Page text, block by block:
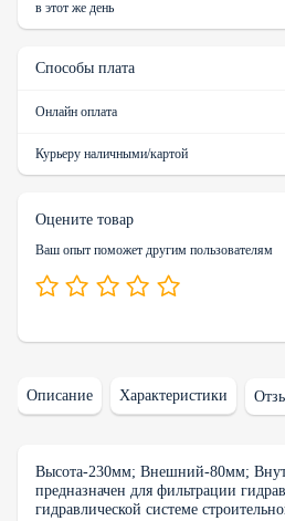
в этот же день
Способы плата
Онлайн оплата
Курьеру наличными/картой
Оцените товар
Ваш опыт поможет другим пользователям
Описание Характеристики
Высота-230мм; Внешний-80мм;
предназначен для фильтрации
гидравлической системе